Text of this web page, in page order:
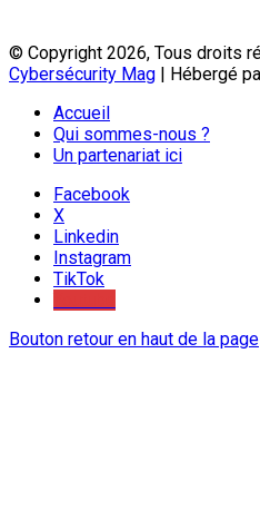
© Copyright 2026, Tous droits
Cybersécurity Mag | Hébergé
Accueil
Qui sommes-nous ?
Un partenariat ici
Facebook
X
Linkedin
Instagram
TikTok
Bouton retour en haut de la page